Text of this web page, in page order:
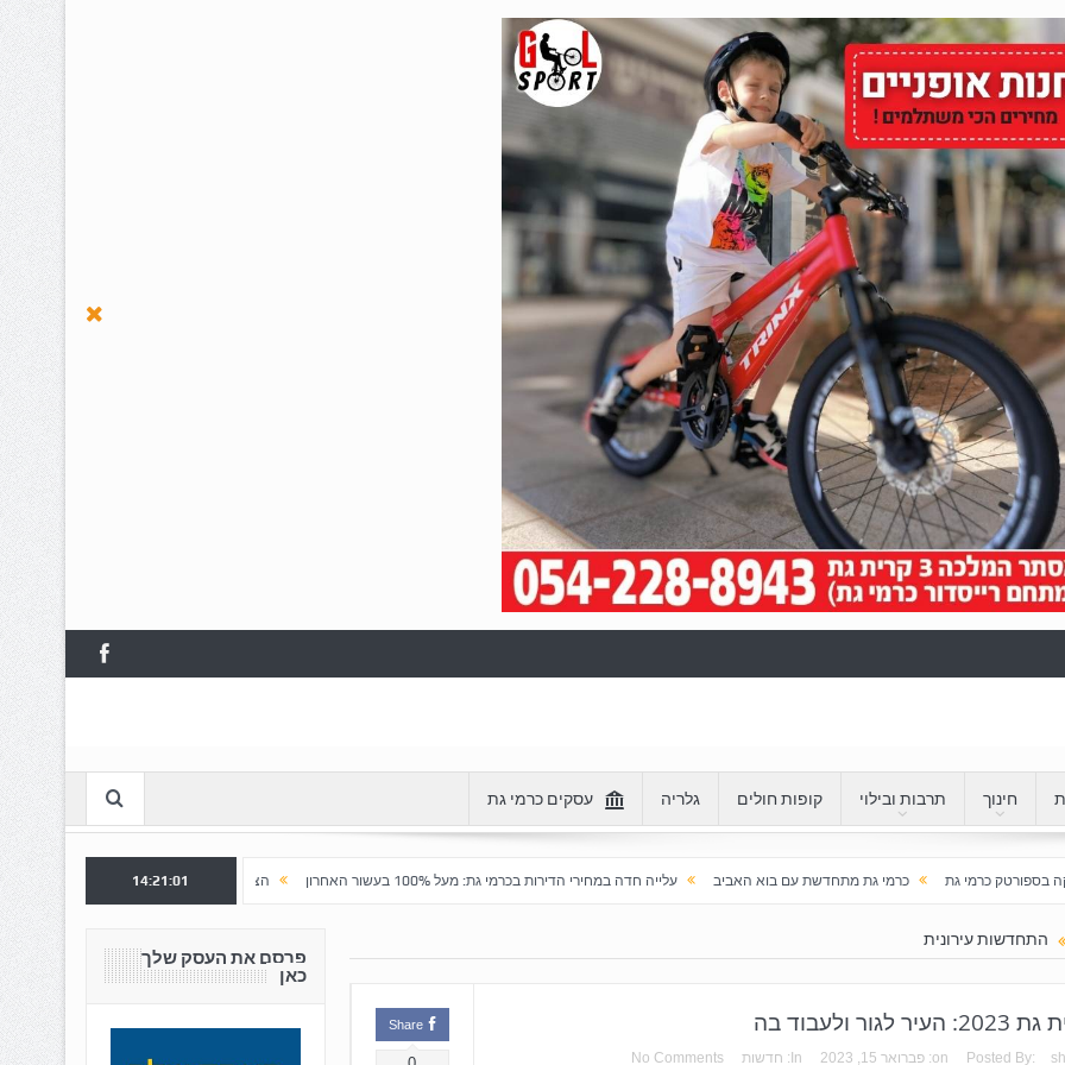
חינוך תרבות ובילוי קופות חולים גלריה עסקים כרמי גת
כרמי גת מתחדשת עם בוא האביב עלייה חדה במחירי הדירות בכרמי גת: מעל 100% בעשור האחרון הצלחה לשלב א' ברובע "כרמי הפארק": נפתח שלב ב' למכירה
14:21:02
התחדשות עירונית
לגור ולעבוד בה
Posted By:
on: פברואר 15, 2023 In: חדשות No Comments
Share
פרסם את העסק שלך
כאן